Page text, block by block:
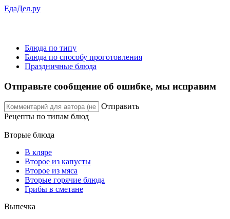
ЕдаДел.ру
Блюда по типу
Блюда по способу проготовления
Праздничные блюда
Отправьте сообщение об ошибке, мы исправим
Отправить
Рецепты по типам блюд
Вторые блюда
В кляре
Второе из капусты
Второе из мяса
Вторые горячие блюда
Грибы в сметане
Выпечка